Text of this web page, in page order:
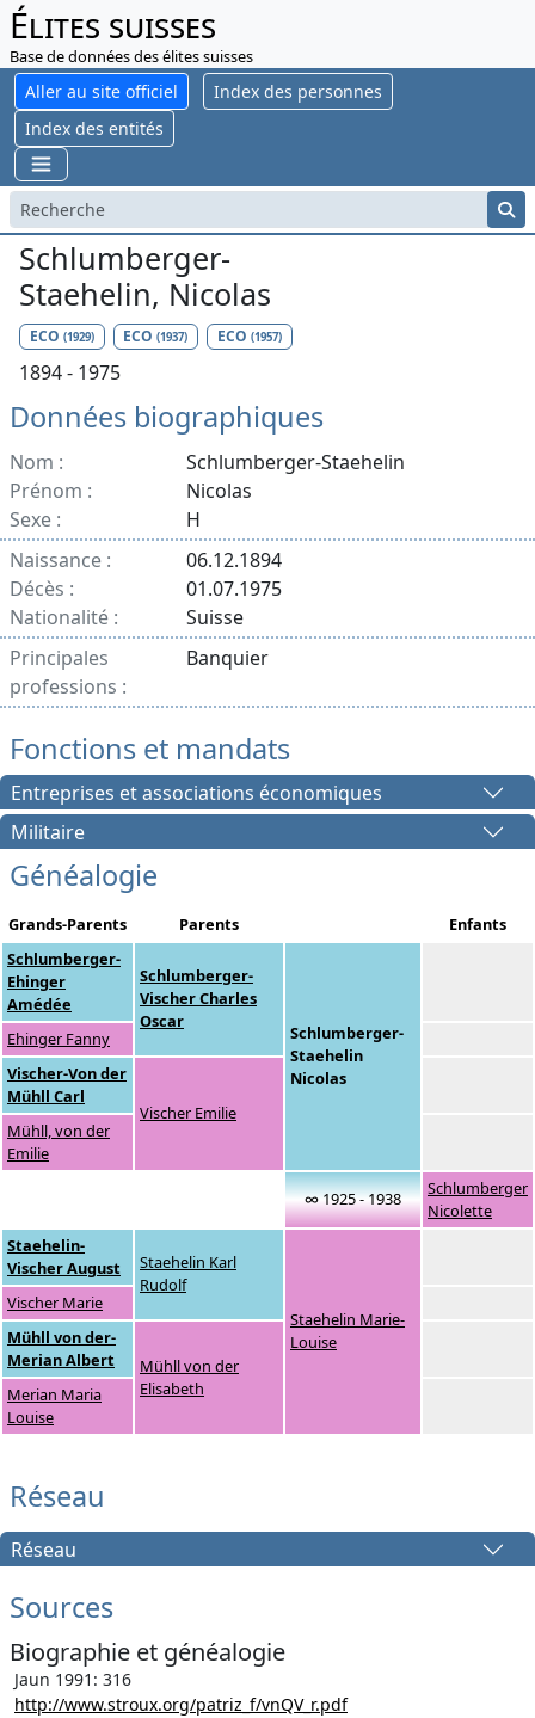
Élites suisses
Base de données des élites suisses
Aller au site officiel
Index des personnes
Index des entités
Schlumberger-
Staehelin, Nicolas
ECO (1929) ECO(1937) ECO (1957)
1894 - 1975
Données biographiques
Nom :
Schlumberger-Staehelin
Prénom :
Nicolas
Sexe :
H
Naissance :
06.12.1894
Décès :
01.07.1975
Nationalité :
Suisse
Principales
professions :
Banquier
Fonctions et mandats
Entreprises et associations économiques
Militaire
Généalogie
Grands-Parents Parents
Enfants
Schlumberger-
Ehinger
Amédée
Schlumberger-
Vischer Charles
Oscar
Schlumberger-
Staehelin
Nicolas
Ehinger Fanny
Vischer-Von der
Mühll Carl
Vischer Emilie
Mühll, von der
Emilie
∞ 1925 - 1938
Schlumberger
Nicolette
Staehelin-
Vischer August
Staehelin Karl
Rudolf
Staehelin Marie-
Louise
Vischer Marie
Mühll von der-
Merian Albert
Mühll von der
Elisabeth
Merian Maria
Louise
Réseau
Réseau
Sources
Biographie et généalogie
Jaun 1991: 316
http://www.stroux.org/patriz_f/vnQV_r.pdf